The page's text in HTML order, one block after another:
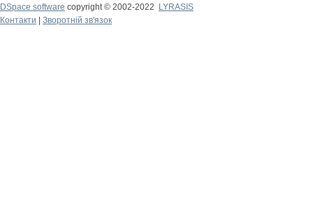
DSpace software copyright © 2002-2022
LYRASIS
Контакти
Зворотній зв'язок